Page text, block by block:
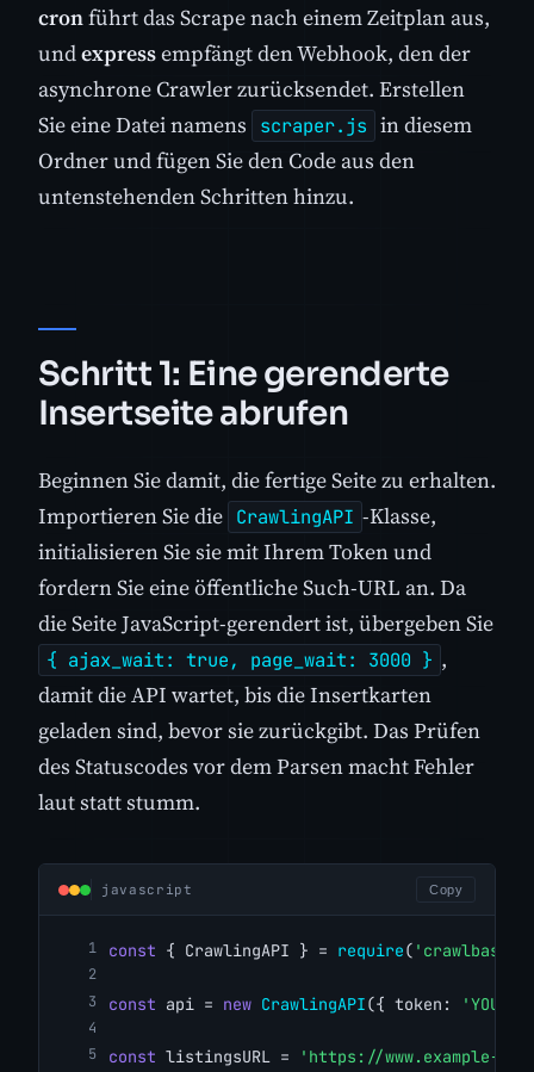
cronführt das Scrape nach einem Zeitplan aus,
undexpressempfängt den Webhook, den der
asynchrone Crawler zurücksendet. Erstellen
Sie eine Datei namens
scraper.js in diesem
Ordner und fügen Sie den Code aus den
untenstehenden Schritten hinzu.
Schritt 1: Eine gerenderte
Insertseite abrufen
Beginnen Sie damit, die fertige Seite zu erhalten.
Importieren Sie die CrawlingAPI -Klasse,
initialisieren Sie sie mit Ihrem Token und
fordern Sie eine öffentliche Such-URL an. Da
die Seite JavaScript-gerendert ist, übergeben Sie
{ ajax_wait: true, page_wait: 3000 } ,
damit die API wartet, bis die Insertkarten
geladen sind, bevor sie zurückgibt. Das Prüfen
des Statuscodes vor dem Parsen macht Fehler
laut statt stumm.
javascript Copy
const { CrawlingAPI } = require( 'crawlbase'
const api = new CrawlingAPI({ token:
const listingsURL = 'https://www.example-